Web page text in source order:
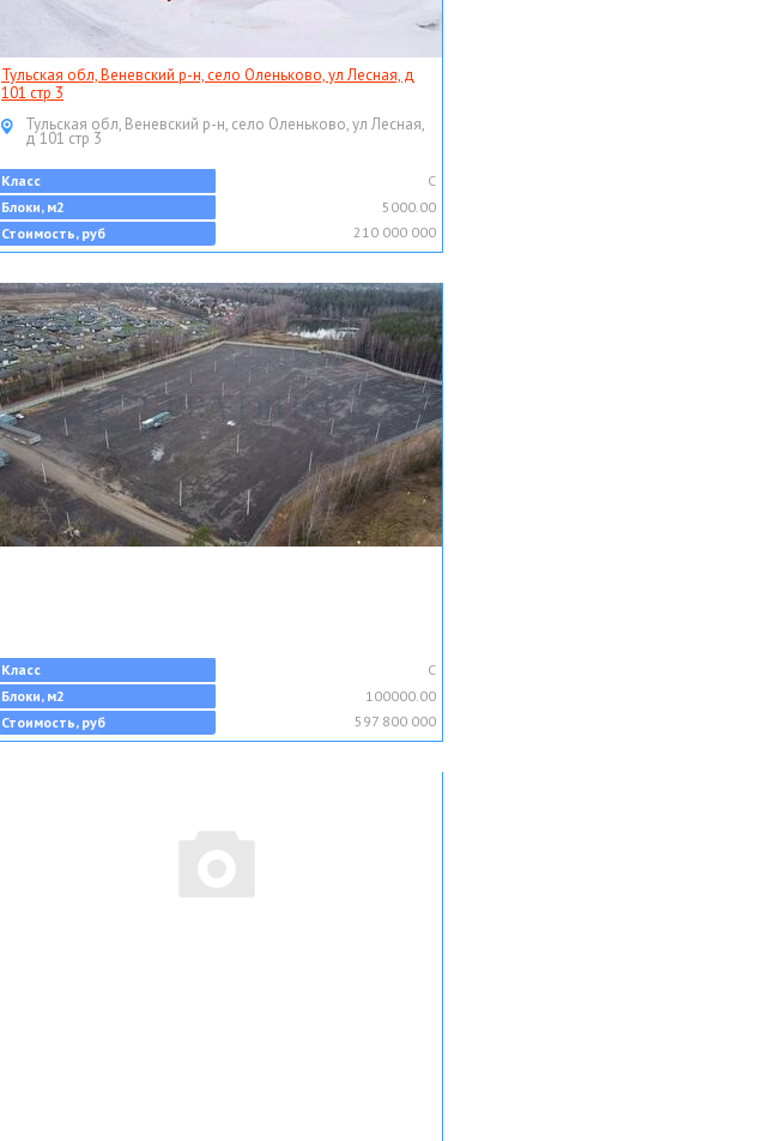
Тульская обл, Веневский р-н, село Оленьково, ул Лесная, д
101 стр 3
Тульская обл, Веневский р-н, село Оленьково, ул Лесная,
д 101 стр 3
Класс
C
Блоки, м2
5000.00
Стоимость, руб
210 000 000
Класс
C
Блоки, м2
100000.00
Стоимость, руб
597 800 000